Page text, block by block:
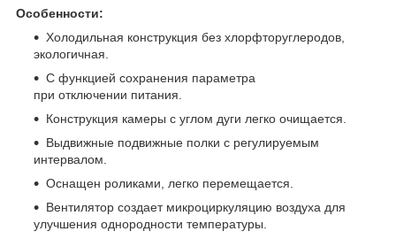
Особенности:
Холодильная конструкция без хлорфторуглеродов,
экологичная.
С функцией сохранения параметра
при отключении питания.
Конструкция камеры с углом дуги легко очищается.
Выдвижные подвижные полки с регулируемым
интервалом.
Оснащен роликами, легко перемещается.
Вентилятор создает микроциркуляцию воздуха для
улучшения однородности температуры.